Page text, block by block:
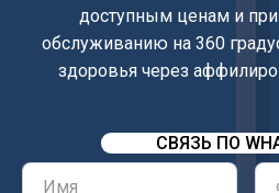
доступным ценам и
обслуживанию на 360
здоровья через
СВЯЗЬ ПО